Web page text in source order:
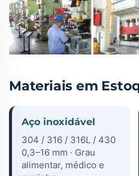
Materiais em
Aço inoxidável
304 / 316 / 316L / 430
0,3–16 mm · Grau
alimentar, médico e